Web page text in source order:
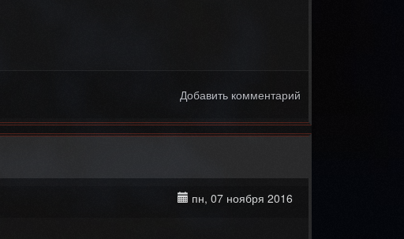
Добавить комментарий
пн, 07 ноября 2016